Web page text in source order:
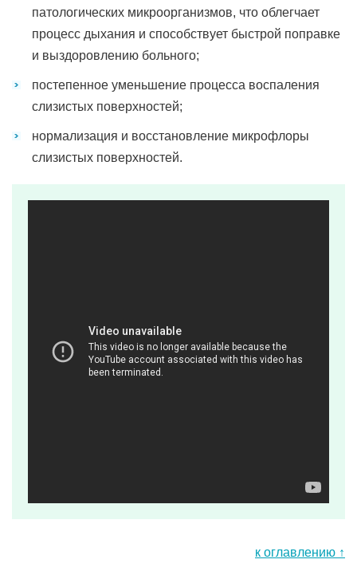
патологических микроорганизмов, что облегчает
процесс дыхания и способствует быстрой поправке
и выздоровлению больного;
постепенное уменьшение процесса воспаления
слизистых поверхностей;
нормализация и восстановление микрофлоры
слизистых поверхностей.
к оглавлению ↑